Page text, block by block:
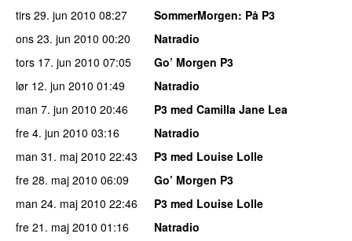
tirs 29. jun 2010 08:27 SommerMorgen: På P3
ons 23. jun 2010 00:20
Natradio
tors 17. jun 2010 07:05
Go’ Morgen P3
lør 12. jun 2010 01:49
Natradio
man 7. jun 2010 20:46
P3 med Camilla Jane Lea
fre 4. jun 2010 03:16
Natradio
man 31. maj 2010 22:43
P3 med Louise Lolle
fre 28. maj 2010 06:09
Go’ Morgen P3
man 24. maj 2010 22:46
P3 med Louise Lolle
fre 21. maj 2010 01:16
Natradio